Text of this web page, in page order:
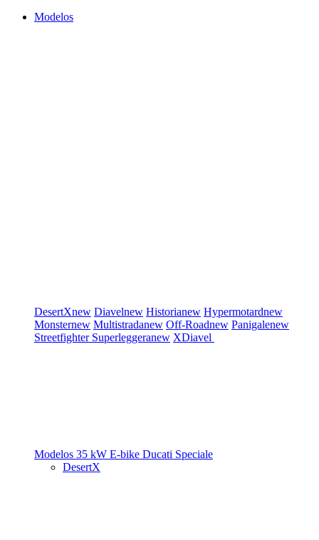
Modelos
DesertXnew Diavelnew Historianew Hypermotardnew
Monsternew Multistradanew Off-Roadnew Panigalenew
Streetfighter Superleggeranew XDiavel
Modelos 35 kW E-bike Ducati Speciale
DesertX